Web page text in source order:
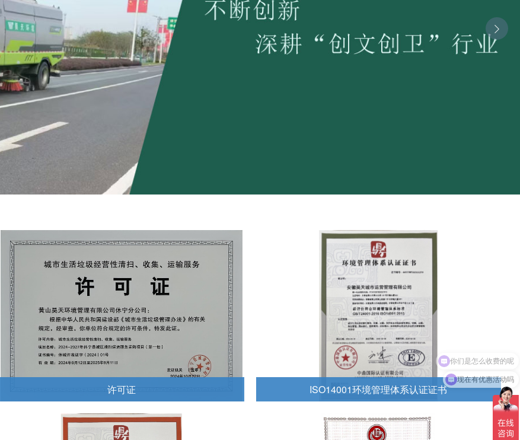

许可证
查看更多
ISO14001环境管理体系认证证书
现在有优惠活动吗